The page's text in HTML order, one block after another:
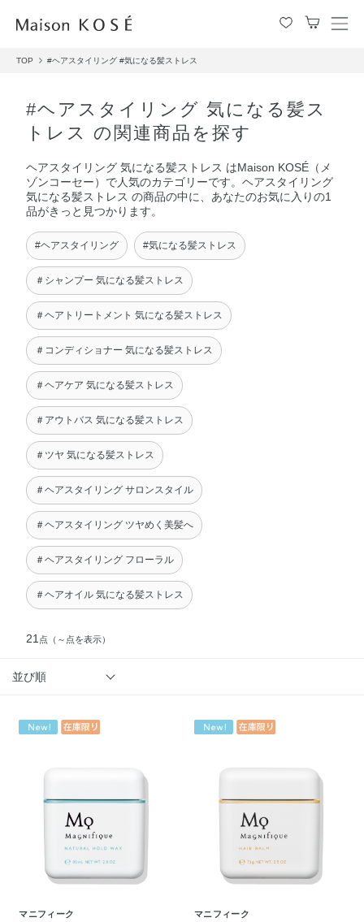
メ
TOP #ヘアスタイリング #気になる髪ストレス
#ヘアスタイリング 気になる髪ス
トレス の関連商品を探す
ヘアスタイリング 気になる髪ストレス はMaison KOSÉ（メ
ゾンコーセー）で人気のカテゴリーです。ヘアスタイリング
気になる髪ストレス の商品の中に、あなたのお気に入りの1
品がきっと見つかります。
#ヘアスタイリング #気になる髪ストレス
＃シャンプー 気になる髪ストレス
＃ヘアトリートメント 気になる髪ストレス
＃コンディショナー 気になる髪ストレス
＃ヘアケア 気になる髪ストレス
＃アウトバス 気になる髪ストレス
＃ツヤ 気になる髪ストレス
＃ヘアスタイリング サロンスタイル
＃ヘアスタイリング ツヤめく美髪へ
＃ヘアスタイリング フローラル
＃ヘアオイル 気になる髪ストレス
21 点 （～点を表示）
並び順
マニフィーク マニフィーク